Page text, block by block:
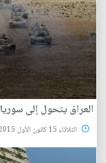
العراق يتحول إلى سوريا
الثلاثاء 15 كانون الأول 2015